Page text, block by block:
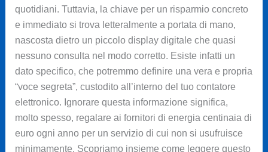
quotidiani. Tuttavia, la chiave per un risparmio concreto
e immediato si trova letteralmente a portata di mano,
nascosta dietro un piccolo display digitale che quasi
nessuno consulta nel modo corretto. Esiste infatti un
dato specifico, che potremmo definire una vera e propria
“voce segreta”, custodito all’interno del tuo contatore
elettronico. Ignorare questa informazione significa,
molto spesso, regalare ai fornitori di energia centinaia di
euro ogni anno per un servizio di cui non si usufruisce
minimamente. Scopriamo insieme come leggere questo